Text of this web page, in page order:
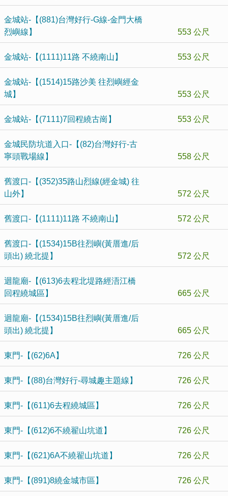
金城站-【(881)台灣好行-G線-金門大橋
烈嶼線】
553 公尺
金城站-【(1111)11路 不繞南山】 553 公尺
金城站-【(1514)15路沙美 往烈嶼經金
城】
553 公尺
金城站-【(7111)7回程繞古崗】 553 公尺
金城民防坑道入口-【(82)台灣好行-古
寧頭戰場線】
558 公尺
舊渡口-【(352)35路山烈線(經金城) 往
山外】
572 公尺
舊渡口-【(1111)11路 不繞南山】 572 公尺
舊渡口-【(1534)15B往烈嶼(黃厝進/后
頭出) 繞北提】
572 公尺
迴龍廟-【(613)6去程北堤路經浯江橋
回程繞城區】
665 公尺
迴龍廟-【(1534)15B往烈嶼(黃厝進/后
頭出) 繞北提】
665 公尺
東門-【(62)6A】 726 公尺
東門-【(88)台灣好行-尋城趣主題線】 726 公尺
東門-【(611)6去程繞城區】 726 公尺
東門-【(612)6不繞翟山坑道】 726 公尺
東門-【(621)6A不繞翟山坑道】 726 公尺
東門-【(891)8繞金城市區】 726 公尺